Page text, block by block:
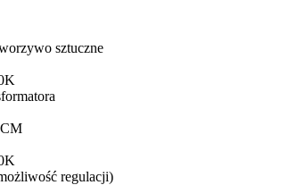
sztuczne
regulacji)